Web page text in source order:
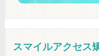
スマイルアクセス